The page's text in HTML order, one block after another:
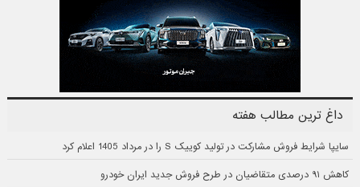
داغ ترین مطالب هفته
سایپا شرایط فروش مشارکت در تولید کوییک S را در مرداد 1405 اعلام کرد
کاهش ۹۱ درصدی متقاضیان در طرح فروش جدید ایران خودرو